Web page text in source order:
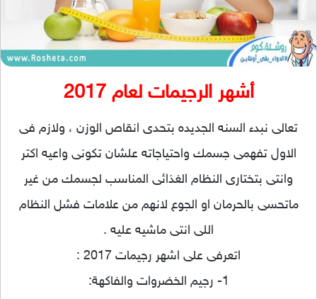
أشهر الرجيمات لعام 2017
تعالى نبدء السنه الجديده بتحدى انقاص الوزن ، ولازم فى
الاول تفهمى جسمك واحتياجاته علشان تكونى واعيه اكتر
وانتى بتختارى النظام الغذائى المناسب لجسمك من غير
ماتحسى بالحرمان او الجوع لانهم من علامات فشل النظام
اللى انتى ماشيه عليه .
اتعرفى على اشهر رجيمات 2017 :
1- رجيم الخضروات والفاكهة: